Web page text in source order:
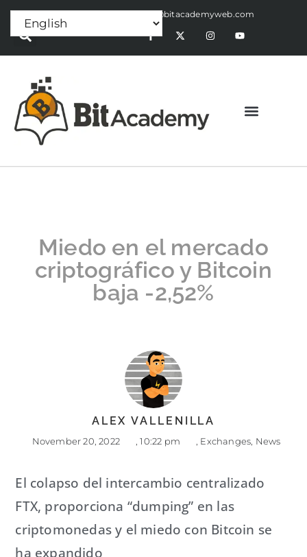
Press Release:alex@bitacademyweb.com
Miedo en el mercado
criptográfico y Bitcoin
baja -2,52%
ALEX VALLENILLA
November 20, 2022 10:22 pm Exchanges News
El colapso del intercambio centralizado
FTX, proporciona “dumping” en las
criptomonedas y el miedo con Bitcoin se
ha expandido